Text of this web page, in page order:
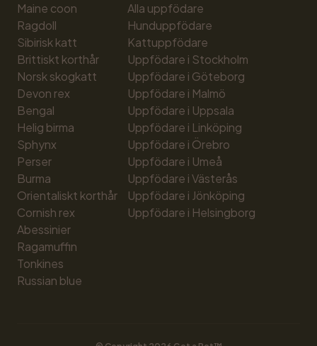
Maine coon
Ragdoll
Sibirisk katt
Brittiskt korthår
Norsk skogkatt
Devon rex
Bengal
Helig birma
Sphynx
Perser
Burma
Orientaliskt korthår
Cornish rex
Abessinier
Ragamuffin
Tonkines
Russian blue
Alla uppfödare
Hunduppfödare
Kattuppfödare
Uppfödare i Stockholm
Uppfödare i Göteborg
Uppfödare i Malmö
Uppfödare i Uppsala
Uppfödare i Linköping
Uppfödare i Örebro
Uppfödare i Umeå
Uppfödare i Västerås
Uppfödare i Jönköping
Uppfödare i Helsingborg